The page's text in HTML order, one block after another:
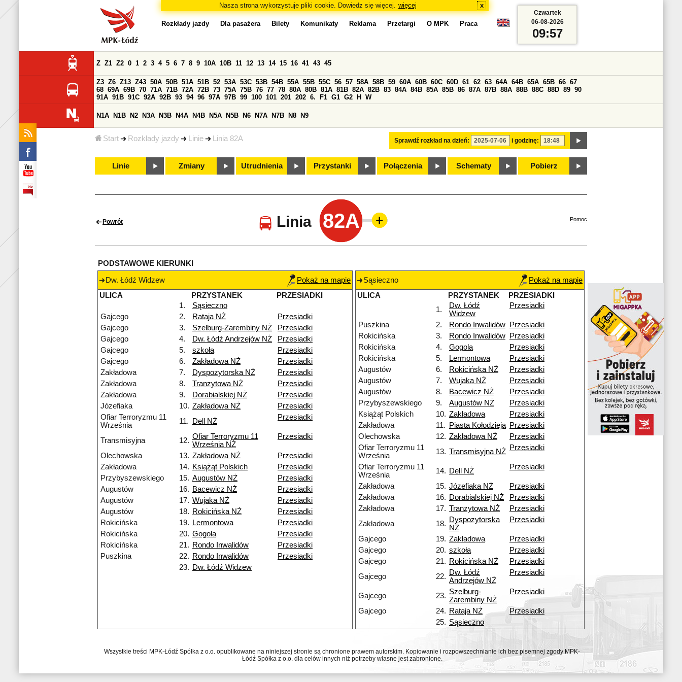
Nasza strona wykorzystuje pliki cookie. Dowiedz się więcej. więcej x
Start Rozkłady jazdy Linie Linia 82A
Rozkłady jazdy Dla pasażera Bilety Komunikaty Reklama Przetargi O MPK Praca
Sprawdź rozkład na dzień: i godzinę:
Z Z1 Z2 0 1 2 3 4 5 6 7 8 9 10A 10B 11 12 13 14 15 16 41 43 45
Z3 Z6 Z13 Z43 50A 50B 51A 51B 52 53A 53C 53B 54B 55A 55B 55C 56 57 58A 58B 59 60A 60B 60C 60D 61 62 63 64A 64B 65A 65B 66 67
68 69A 69B 70 71A 71B 72A 72B 73 75A 75B 76 77 78 80A 80B 81A 81B 82A 82B 83 84A 84B 85A 85B 86 87A 87B 88A 88B 88C 88D 89 90
91A 91B 91C 92A 92B 93 94 96 97A 97B 99 100 101 201 202 6. F1 G1 G2 H W
N1A N1B N2 N3A N3B N4A N4B N5A N5B N6 N7A N7B N8 N9
Linie Zmiany Utrudnienia Przystanki Połączenia Schematy Pobierz
Czwartek
06-08-2026
09:57
Powrót Linia 82A Pomoc
PODSTAWOWE KIERUNKI
Dw. Łódź Widzew
Pokaż na mapie
ULICA
PRZYSTANEK
PRZESIADKI
1.
Sąsieczno
Gajcego
2. Rataja NŻ
Przesiadki
Gajcego
3. Szelburg-Zarembiny NŻ
Przesiadki
Gajcego
4. Dw. Łódź Andrzejów NŻ
Przesiadki
Gajcego
5. szkoła
Przesiadki
Gajcego
6. Zakładowa NŻ
Przesiadki
Zakładowa
7. Dyspozytorska NŻ
Przesiadki
Zakładowa
8. Tranzytowa NŻ
Przesiadki
Zakładowa
9. Dorabialskiej NŻ
Przesiadki
Józefiaka
10. Zakładowa NŻ
Przesiadki
Ofiar Terroryzmu 11
Września
11. Dell NŻ Przesiadki
Transmisyjna 12. Ofiar Terroryzmu 11
Września NŻ
Przesiadki
Olechowska 13. Zakładowa NŻ
Przesiadki
Zakładowa
14. Książąt Polskich
Przesiadki
Przybyszewskiego
15. Augustów NŻ
Przesiadki
Augustów
16. Bacewicz NŻ
Przesiadki
Augustów
17. Wujaka NŻ
Przesiadki
Augustów
18. Rokicińska NŻ
Przesiadki
Rokicińska
19. Lermontowa
Przesiadki
Rokicińska
20. Gogola
Przesiadki
Rokicińska
21. Rondo Inwalidów
Przesiadki
Puszkina
22. Rondo Inwalidów
Przesiadki
23. Dw. Łódź Widzew
Sąsieczno
Pokaż na mapie
ULICA
PRZYSTANEK
PRZESIADKI
1.
Dw. Łódź
Widzew
Przesiadki
Puszkina 2. Rondo Inwalidów
Przesiadki
Rokicińska
3. Rondo Inwalidów
Przesiadki
Rokicińska
4. Gogola
Przesiadki
Rokicińska
5. Lermontowa
Przesiadki
Augustów
6. Rokicińska NŻ
Przesiadki
Augustów
7. Wujaka NŻ
Przesiadki
Augustów
8. Bacewicz NŻ
Przesiadki
Przybyszewskiego
9. Augustów NŻ
Przesiadki
Książąt Polskich
10. Zakładowa
Przesiadki
Zakładowa
11. Piasta Kołodzieja Przesiadki
Olechowska
12. Zakładowa NŻ
Przesiadki
Ofiar Terroryzmu 11
Września
13. Transmisyjna NŻ Przesiadki
Ofiar Terroryzmu 11
Września
14. Dell NŻ Przesiadki
Zakładowa 15. Józefiaka NŻ
Przesiadki
Zakładowa
16. Dorabialskiej NŻ
Przesiadki
Zakładowa
17. Tranzytowa NŻ
Przesiadki
Zakładowa
18. Dyspozytorska
NŻ
Przesiadki
Gajcego 19. Zakładowa
Przesiadki
Gajcego
20. szkoła
Przesiadki
Gajcego
21. Rokicińska NŻ
Przesiadki
Gajcego
22. Dw. Łódź
Andrzejów NŻ
Przesiadki
Gajcego 23. Szelburg-
Zarembiny NŻ
Przesiadki
Gajcego 24. Rataja NŻ
Przesiadki
25. Sąsieczno
Wszystkie treści MPK-Łódź Spółka z o.o. opublikowane na niniejszej stronie są chronione prawem autorskim. Kopiowanie i rozpowszechnianie ich bez pisemnej zgody MPK-
Łódź Spółka z o.o. dla celów innych niż potrzeby własne jest zabronione.